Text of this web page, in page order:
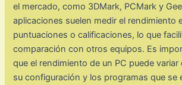
el mercado, como 3DMark, PCMark y
aplicaciones suelen medir el rendimiento
puntuaciones o calificaciones, lo que
comparación con otros equipos. Es
que el rendimiento de un PC puede
su configuración y los programas que se